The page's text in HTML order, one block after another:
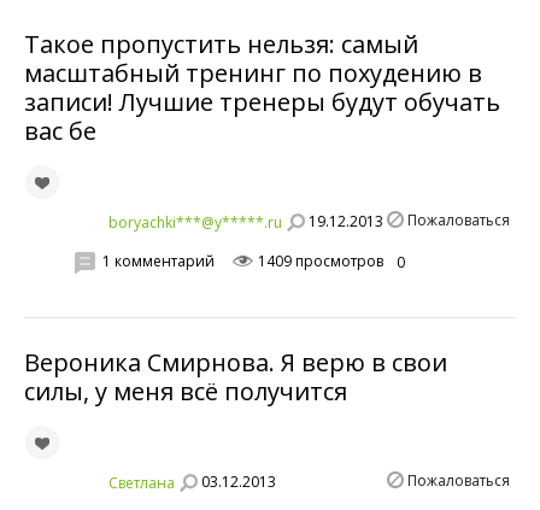
Такое пропустить нельзя: самый
масштабный тренинг по похудению в
записи! Лучшие тренеры будут обучать
вас бе
boryachki***@y*****.ru 19.12.2013 Пожаловаться
1 комментарий 1409 просмотров 0
Вероника Смирнова. Я верю в свои
силы, у меня всё получится
Светланa 03.12.2013 Пожаловаться